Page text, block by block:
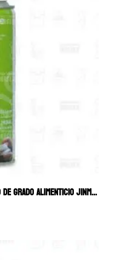
GRADO ALIMENTICIO JINME 280 ML